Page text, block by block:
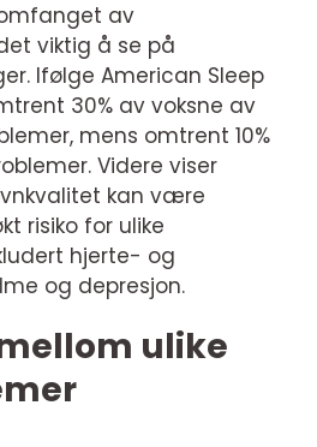
av
viktig å se på
Ifølge American Sleep
30% av voksne av
mens omtrent 10%
Videre viser
kan være
risiko for ulike
hjerte- og
og depresjon.
ulike